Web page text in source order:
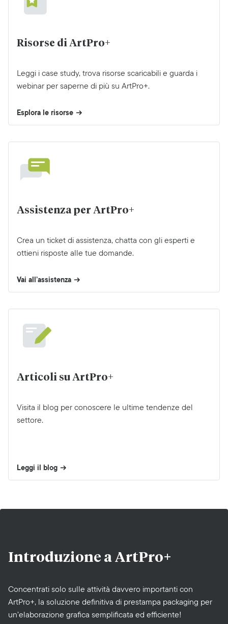
Risorse di ArtPro+
Leggi i case study, trova risorse scaricabili e guarda i
webinar per saperne di più su ArtPro+.
Esplora le risorse
Assistenza per ArtPro+
Crea un ticket di assistenza, chatta con gli esperti e
ottieni risposte alle tue domande.
Vai all’assistenza
Articoli su ArtPro+
Visita il blog per conoscere le ultime tendenze del
settore.
Leggi il blog
Introduzione a ArtPro+
Concentrati solo sulle attività davvero importanti con
ArtPro+, la soluzione definitiva di prestampa packaging per
un’elaborazione grafica semplificata ed efficiente!